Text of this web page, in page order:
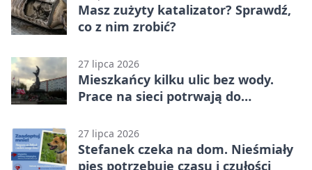
Masz zużyty katalizator? Sprawdź,
co z nim zrobić?
27 lipca 2026
Mieszkańcy kilku ulic bez wody.
Prace na sieci potrwają do
27 lipca 2026
Stefanek czeka na dom. Nieśmiały
pies potrzebuje czasu i czułości